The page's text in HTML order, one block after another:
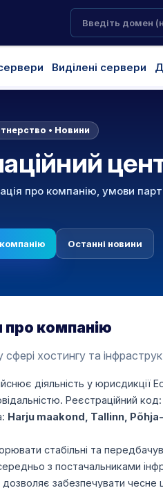
Виділені сервери
• Новини
про компанію, умови
Останні новини
про компанію
хостингу та
діяльність у юрисдикції
Реєстраційний код:
Harju maakond, Tallinn,
стабільні та
з постачальниками
забезпечувати чесне